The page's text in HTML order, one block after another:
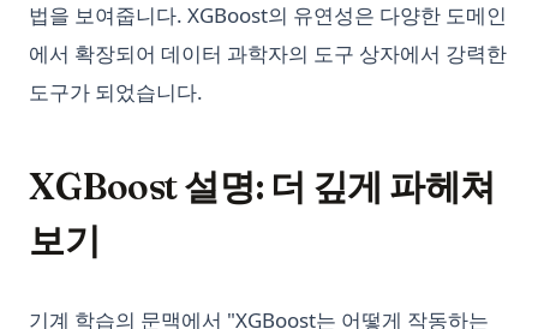
법을 보여줍니다. XGBoost의 유연성은 다양한 도메인
에서 확장되어 데이터 과학자의 도구 상자에서 강력한
도구가 되었습니다.
XGBoost 설명: 더 깊게 파헤쳐
보기
기계 학습의 문맥에서 "XGBoost는 어떻게 작동하는